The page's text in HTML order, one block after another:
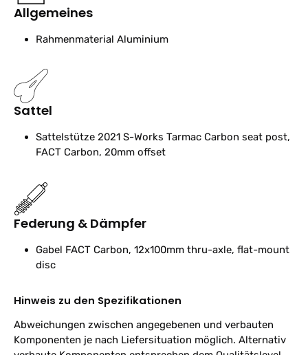
Allgemeines
Rahmenmaterial Aluminium
Sattel
Sattelstütze 2021 S-Works Tarmac Carbon seat post,
FACT Carbon, 20mm offset
Federung & Dämpfer
Gabel FACT Carbon, 12x100mm thru-axle, flat-mount
disc
Hinweis zu den Spezifikationen
Abweichungen zwischen angegebenen und verbauten
Komponenten je nach Liefersituation möglich. Alternativ